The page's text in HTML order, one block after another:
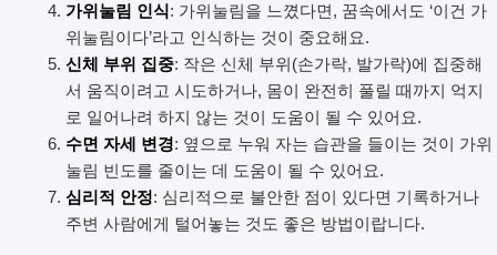
가위눌림 인식: 가위눌림을 느꼈다면, 꿈속에서도 ‘이건 가
위눌림이다’라고 인식하는 것이 중요해요.
신체 부위 집중: 작은 신체 부위(손가락, 발가락)에 집중해
서 움직이려고 시도하거나, 몸이 완전히 풀릴 때까지 억지
로 일어나려 하지 않는 것이 도움이 될 수 있어요.
수면 자세 변경: 옆으로 누워 자는 습관을 들이는 것이 가위
눌림 빈도를 줄이는 데 도움이 될 수 있어요.
심리적 안정: 심리적으로 불안한 점이 있다면 기록하거나
주변 사람에게 털어놓는 것도 좋은 방법이랍니다.